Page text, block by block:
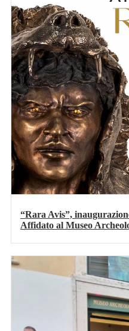
“Rara Avis”,
Affidato al Museo